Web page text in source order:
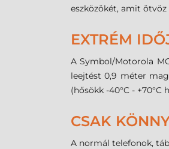
eszközökét, amit
EXTRÉM
A Symbol/Motorola
leejtést 0,9 méter
(hősökk -40°C -
CSAK
A normál telefonok,